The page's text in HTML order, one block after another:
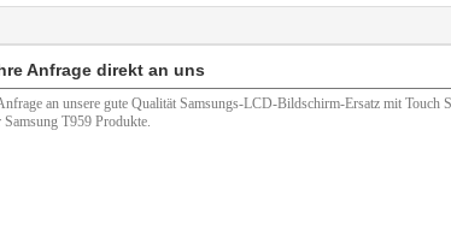
Anfrage direkt an uns